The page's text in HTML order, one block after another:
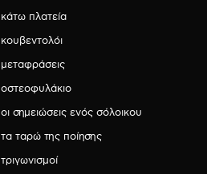
κάτω πλατεία
κουβεντολόι
μεταφράσεις
οστεοφυλάκιο
οι σημειώσεις ενός σόλοικου
τα ταρώ της ποίησης
τριγωνισμοί